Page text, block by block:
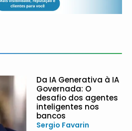
Da IA Generativa à IA
Governada: O
desafio dos agentes
inteligentes nos
bancos
Sergio Favarin